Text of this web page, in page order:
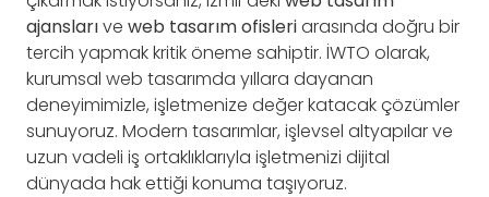
ajanslarıve web tasarım ofisleriarasında doğru bir
tercih yapmak kritik öneme sahiptir. İWTO olarak,
kurumsal web tasarımda yıllara dayanan
deneyimimizle, işletmenize değer katacak çözümler
sunuyoruz. Modern tasarımlar, işlevsel altyapılar ve
uzun vadeli iş ortaklıklarıyla işletmenizi dijital
dünyada hak ettiği konuma taşıyoruz.